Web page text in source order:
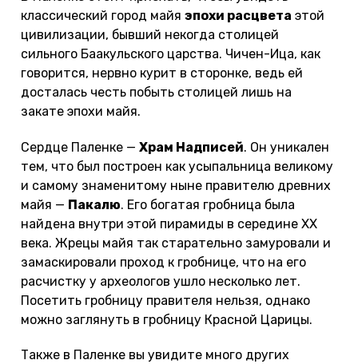
классический город майя эпохи расцвета этой
цивилизации, бывший некогда столицей
сильного Баакульского царства. Чичен-Ица, как
говорится, нервно курит в сторонке, ведь ей
досталась честь побыть столицей лишь на
закате эпохи майя.
Сердце Паленке — Храм Надписей. Он уникален
тем, что был построен как усыпальница великому
и самому знаменитому ныне правителю древних
майя — Пакалю. Его богатая гробница была
найдена внутри этой пирамиды в середине XX
века. Жрецы майя так старательно замуровали и
замаскировали проход к гробнице, что на его
расчистку у археологов ушло несколько лет.
Посетить гробницу правителя нельзя, однако
можно заглянуть в гробницу Красной Царицы.
Также в Паленке вы увидите много других